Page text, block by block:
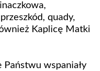
quady,
Kaplicę Matki
wspaniały